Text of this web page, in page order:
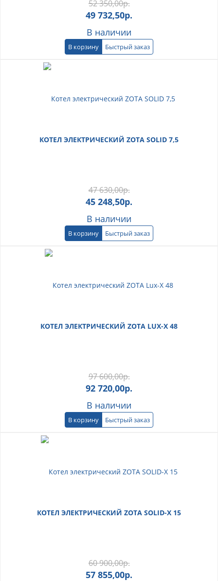
52 350,00р.
49 732,50р.
В наличии
В корзину Быстрый заказ
КОТЕЛ ЭЛЕКТРИЧЕСКИЙ ZOTA SOLID 7,5
47 630,00р.
45 248,50р.
В наличии
В корзину Быстрый заказ
КОТЕЛ ЭЛЕКТРИЧЕСКИЙ ZOTA LUX-X 48
97 600,00р.
92 720,00р.
В наличии
В корзину Быстрый заказ
КОТЕЛ ЭЛЕКТРИЧЕСКИЙ ZOTA SOLID-X 15
60 900,00р.
57 855,00р.